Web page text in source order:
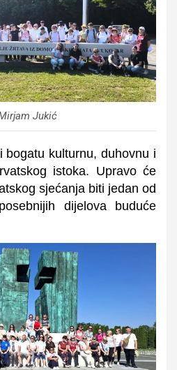
Jukić
bogatu kulturnu, duhovnu i
istoka. Upravo će
sjećanja biti jedan od
dijelova buduće